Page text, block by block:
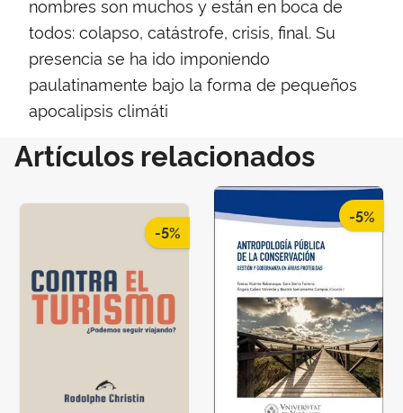
nombres son muchos y están en boca de
todos: colapso, catástrofe, crisis, final. Su
presencia se ha ido imponiendo
paulatinamente bajo la forma de pequeños
apocalipsis climáti
Artículos relacionados
-5%
-5%